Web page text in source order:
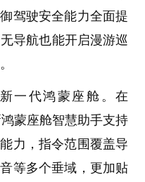
驾驶安全能力全面提
导航也能开启漫游巡
一代鸿蒙座舱。在
蒙座舱智慧助手支持
力，指令范围覆盖导
等多个垂域，更加贴